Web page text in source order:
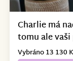
Charlie má
tomu ale
Vybráno 13 130